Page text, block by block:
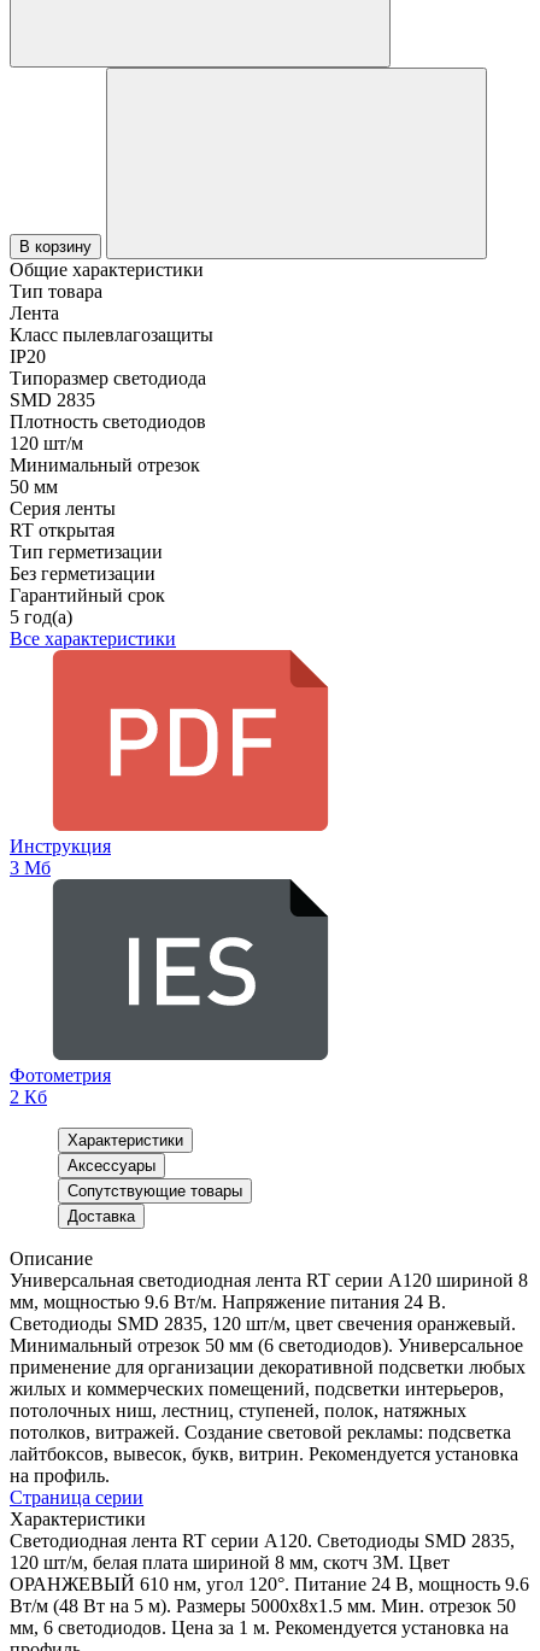
В корзину
Общие характеристики
Тип товара
Лента
Класс пылевлагозащиты
IP20
Типоразмер светодиода
SMD 2835
Плотность светодиодов
120 шт/м
Минимальный отрезок
50 мм
Серия ленты
RT открытая
Тип герметизации
Без герметизации
Гарантийный срок
5 год(а)
Все характеристики
Инструкция
3 Мб
Фотометрия
2 Кб
Характеристики
Аксессуары
Сопутствующие товары
Доставка
Описание
Универсальная светодиодная лента RT серии A120 шириной 8
мм, мощностью 9.6 Вт/м. Напряжение питания 24 В.
Светодиоды SMD 2835, 120 шт/м, цвет свечения оранжевый.
Минимальный отрезок 50 мм (6 светодиодов). Универсальное
применение для организации декоративной подсветки любых
жилых и коммерческих помещений, подсветки интерьеров,
потолочных ниш, лестниц, ступеней, полок, натяжных
потолков, витражей. Создание световой рекламы: подсветка
лайтбоксов, вывесок, букв, витрин. Рекомендуется установка
на профиль.
Страница серии
Характеристики
Светодиодная лента RT серии A120. Светодиоды SMD 2835,
120 шт/м, белая плата шириной 8 мм, скотч 3M. Цвет
ОРАНЖЕВЫЙ 610 нм, угол 120°. Питание 24 В, мощность 9.6
Вт/м (48 Вт на 5 м). Размеры 5000x8x1.5 мм. Мин. отрезок 50
мм, 6 светодиодов. Цена за 1 м. Рекомендуется установка на